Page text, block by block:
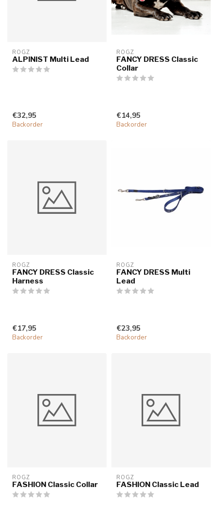
ROGZ
ALPINIST Multi Lead
€32,95
Backorder
ROGZ
FANCY DRESS Classic
Collar
€14,95
Backorder
ROGZ
FANCY DRESS Classic
Harness
€17,95
Backorder
ROGZ
FANCY DRESS Multi
Lead
€23,95
Backorder
ROGZ
FASHION Classic Collar
ROGZ
FASHION Classic Lead